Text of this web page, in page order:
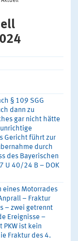
§ 109 SGG
dann zu
gar nicht hätte
Gericht führt zur
durch
des Bayerischen
U 40/24 B – DOK
eines Motorrades
– Fraktur
– zwei getrennt
Ereignisse –
PKW ist kein
Fraktur des 4.